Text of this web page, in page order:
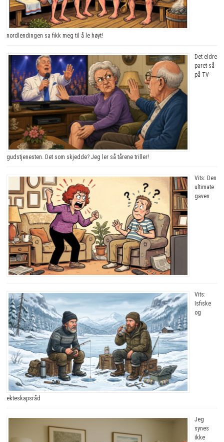
nordlendingen sa fikk meg til å le høyt!
Det eldre
paret så
på TV-
gudstjenesten. Det som skjedde? Jeg ler så tårene triller!
Vits: Den
ultimate
gaven
Vits:
Isfiske
og
ekteskapsråd
Jeg
synes
ikke